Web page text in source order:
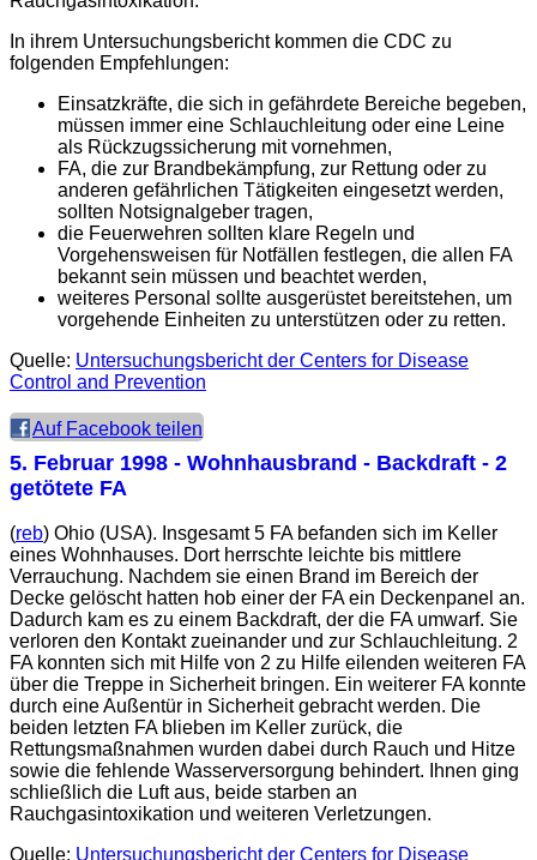
In ihrem Untersuchungsbericht kommen die CDC zu
folgenden Empfehlungen:
Einsatzkräfte, die sich in gefährdete Bereiche begeben,
müssen immer eine Schlauchleitung oder eine Leine
als Rückzugssicherung mit vornehmen,
FA, die zur Brandbekämpfung, zur Rettung oder zu
anderen gefährlichen Tätigkeiten eingesetzt werden,
sollten Notsignalgeber tragen,
die Feuerwehren sollten klare Regeln und
Vorgehensweisen für Notfällen festlegen, die allen FA
bekannt sein müssen und beachtet werden,
weiteres Personal sollte ausgerüstet bereitstehen, um
vorgehende Einheiten zu unterstützen oder zu retten.
Quelle: Untersuchungsbericht der Centers for Disease
Control and Prevention
Auf Facebook teilen
5. Februar 1998 - Wohnhausbrand - Backdraft - 2
getötete FA
(reb) Ohio (USA). Insgesamt 5 FA befanden sich im Keller
eines Wohnhauses. Dort herrschte leichte bis mittlere
Verrauchung. Nachdem sie einen Brand im Bereich der
Decke gelöscht hatten hob einer der FA ein Deckenpanel an.
Dadurch kam es zu einem Backdraft, der die FA umwarf. Sie
verloren den Kontakt zueinander und zur Schlauchleitung. 2
FA konnten sich mit Hilfe von 2 zu Hilfe eilenden weiteren FA
über die Treppe in Sicherheit bringen. Ein weiterer FA konnte
durch eine Außentür in Sicherheit gebracht werden. Die
beiden letzten FA blieben im Keller zurück, die
Rettungsmaßnahmen wurden dabei durch Rauch und Hitze
sowie die fehlende Wasserversorgung behindert. Ihnen ging
schließlich die Luft aus, beide starben an
Rauchgasintoxikation und weiteren Verletzungen.
Quelle: Untersuchungsbericht der Centers for Disease